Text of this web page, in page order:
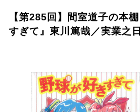
【第285回】間室道子の本
すぎて』東川篤哉／実業之